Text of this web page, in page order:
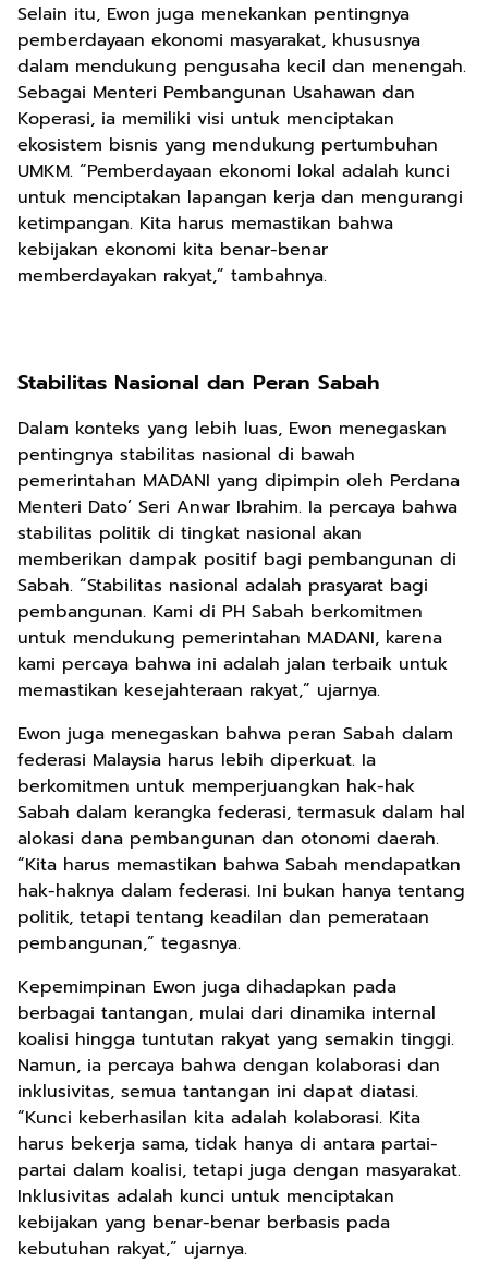
Selain itu, Ewon juga menekankan pentingnya
pemberdayaan ekonomi masyarakat, khususnya
dalam mendukung pengusaha kecil dan menengah.
Sebagai Menteri Pembangunan Usahawan dan
Koperasi, ia memiliki visi untuk menciptakan
ekosistem bisnis yang mendukung pertumbuhan
UMKM. “Pemberdayaan ekonomi lokal adalah kunci
untuk menciptakan lapangan kerja dan mengurangi
ketimpangan. Kita harus memastikan bahwa
kebijakan ekonomi kita benar-benar
memberdayakan rakyat,” tambahnya.
Stabilitas Nasional dan Peran Sabah
Dalam konteks yang lebih luas, Ewon menegaskan
pentingnya stabilitas nasional di bawah
pemerintahan MADANI yang dipimpin oleh Perdana
Menteri Dato’ Seri Anwar Ibrahim. Ia percaya bahwa
stabilitas politik di tingkat nasional akan
memberikan dampak positif bagi pembangunan di
Sabah. “Stabilitas nasional adalah prasyarat bagi
pembangunan. Kami di PH Sabah berkomitmen
untuk mendukung pemerintahan MADANI, karena
kami percaya bahwa ini adalah jalan terbaik untuk
memastikan kesejahteraan rakyat,” ujarnya.
Ewon juga menegaskan bahwa peran Sabah dalam
federasi Malaysia harus lebih diperkuat. Ia
berkomitmen untuk memperjuangkan hak-hak
Sabah dalam kerangka federasi, termasuk dalam hal
alokasi dana pembangunan dan otonomi daerah.
“Kita harus memastikan bahwa Sabah mendapatkan
hak-haknya dalam federasi. Ini bukan hanya tentang
politik, tetapi tentang keadilan dan pemerataan
pembangunan,” tegasnya.
Kepemimpinan Ewon juga dihadapkan pada
berbagai tantangan, mulai dari dinamika internal
koalisi hingga tuntutan rakyat yang semakin tinggi.
Namun, ia percaya bahwa dengan kolaborasi dan
inklusivitas, semua tantangan ini dapat diatasi.
“Kunci keberhasilan kita adalah kolaborasi. Kita
harus bekerja sama, tidak hanya di antara partai-
partai dalam koalisi, tetapi juga dengan masyarakat.
Inklusivitas adalah kunci untuk menciptakan
kebijakan yang benar-benar berbasis pada
kebutuhan rakyat,” ujarnya.